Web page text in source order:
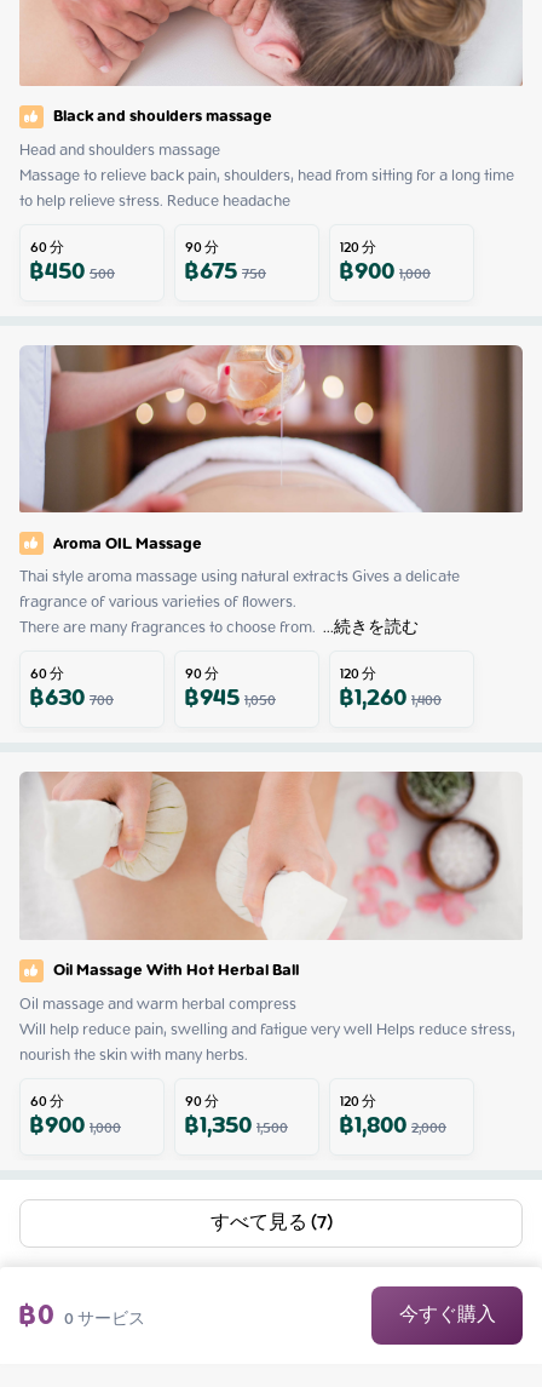
Black and shoulders massage
Head and shoulders massage
Massage to relieve back pain, shoulders, head from sitting for a long time
to help relieve stress. Reduce headache
60分
฿450500
90分
฿675750
120分
฿9001,000
Aroma OIL Massage
Thai style aroma massage using natural extracts Gives a delicate
fragrance of various varieties of flowers.
There are many fragrances to choose from. ...続きを読む
60分
฿630700
90分
฿9451,050
120分
฿1,2601,400
Oil Massage With Hot Herbal Ball
Oil massage and warm herbal compress
Will help reduce pain, swelling and fatigue very well Helps reduce stress,
nourish the skin with many herbs.
60分
฿9001,000
90分
฿1,3501,500
120分
฿1,8002,000
すべて見る (7)
฿0 0サービス 今すぐ購入